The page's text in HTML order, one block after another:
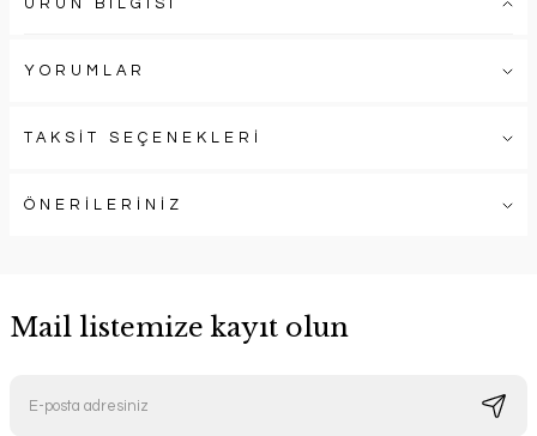
ÜRÜN BİLGİSİ
YORUMLAR
TAKSİT SEÇENEKLERİ
ÖNERİLERİNİZ
Mail listemize kayıt olun